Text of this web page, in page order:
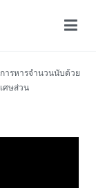
การหารจำนวนนับด้วย
เศษส่วน